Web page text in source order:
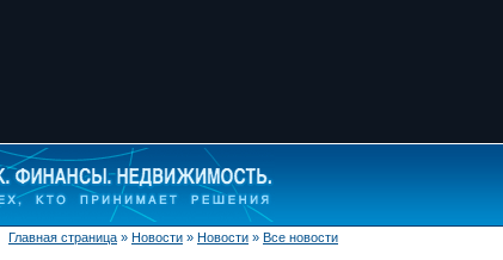
Главная страница » Новости » Новости » Все новости